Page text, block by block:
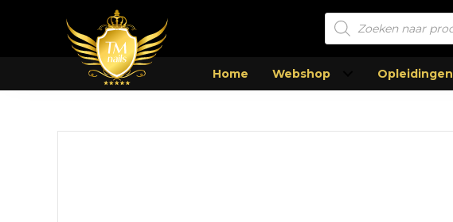
Producten
zoeken
Home Webshop Opleidingen